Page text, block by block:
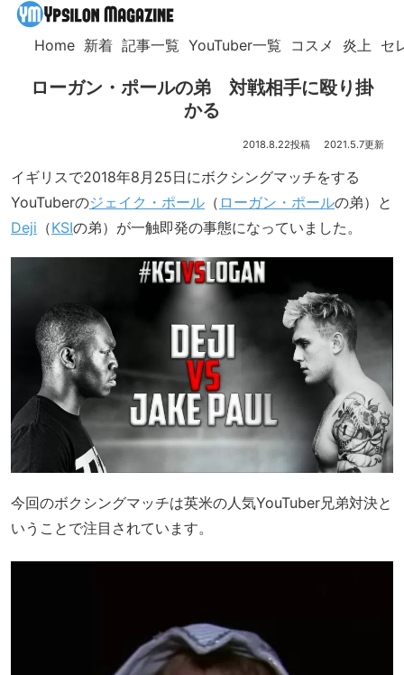
Home 新着 記事一覧 YouTuber一覧 コスメ 炎上 セ
ローガン・ポールの弟 対戦相手に殴り掛
かる
2018.8.22 2021.5.7
イギリスで2018年8月25日にボクシングマッチをする
YouTuberのジェイク・ポール （ ローガン・ポールの弟）と
Deji （KSIの弟）が一触即発の事態になっていました。
今回のボクシングマッチは英米の人気YouTuber兄弟対決と
いうことで注目されています。